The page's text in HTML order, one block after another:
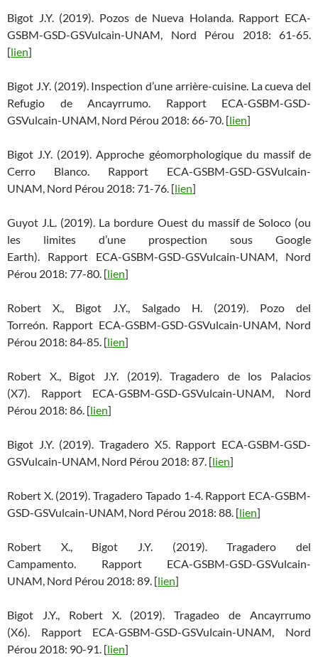
Bigot J.Y. (2019). Pozos de Nueva Holanda. Rapport ECA-
GSBM-GSD-GSVulcain-UNAM, Nord Pérou 2018: 61-65.
[lien]
Bigot J.Y. (2019). Inspection d’une arrière-cuisine. La cueva del
Refugio de Ancayrrumo. Rapport ECA-GSBM-GSD-
GSVulcain-UNAM, Nord Pérou 2018: 66-70. [lien]
Bigot J.Y. (2019). Approche géomorphologique du massif de
Cerro Blanco. Rapport ECA-GSBM-GSD-GSVulcain-
UNAM, Nord Pérou 2018: 71-76. [lien]
Guyot J.L. (2019). La bordure Ouest du massif de Soloco (ou
les limites d’une prospection sous Google
Earth). Rapport ECA-GSBM-GSD-GSVulcain-UNAM, Nord
Pérou 2018: 77-80. [lien]
Robert X., Bigot J.Y., Salgado H. (2019). Pozo del
Torreón. Rapport ECA-GSBM-GSD-GSVulcain-UNAM, Nord
Pérou 2018: 84-85. [lien]
Robert X., Bigot J.Y. (2019). Tragadero de los Palacios
(X7). Rapport ECA-GSBM-GSD-GSVulcain-UNAM, Nord
Pérou 2018: 86. [lien]
Bigot J.Y. (2019). Tragadero X5. Rapport ECA-GSBM-GSD-
GSVulcain-UNAM, Nord Pérou 2018: 87. [lien]
Robert X. (2019). Tragadero Tapado 1-4. Rapport ECA-GSBM-
GSD-GSVulcain-UNAM, Nord Pérou 2018: 88. [lien]
Robert X., Bigot J.Y. (2019). Tragadero del
Campamento. Rapport ECA-GSBM-GSD-GSVulcain-
UNAM, Nord Pérou 2018: 89. [lien]
Bigot J.Y., Robert X. (2019). Tragadeo de Ancayrrumo
(X6). Rapport ECA-GSBM-GSD-GSVulcain-UNAM, Nord
Pérou 2018: 90-91. [lien]